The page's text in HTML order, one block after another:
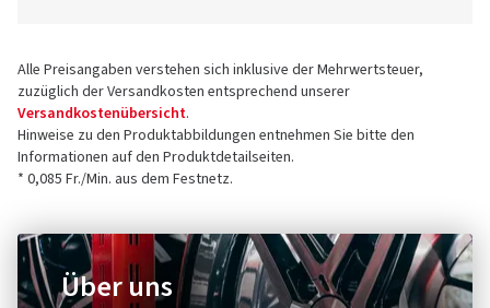
Alle Preisangaben verstehen sich inklusive der Mehrwertsteuer,
zuzüglich der Versandkosten entsprechend unserer
Versandkostenübersicht.
Hinweise zu den Produktabbildungen entnehmen Sie bitte den
Informationen auf den Produktdetailseiten.
* 0,085 Fr./Min. aus dem Festnetz.
Über uns